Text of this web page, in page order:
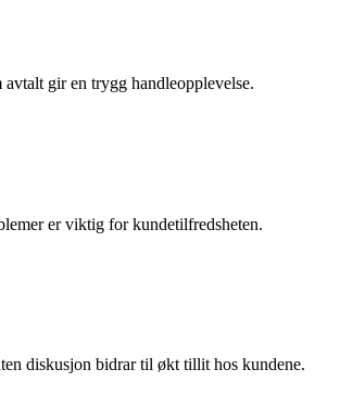
gir en trygg handleopplevelse.
er viktig for kundetilfredsheten.
diskusjon bidrar til økt tillit hos kundene.